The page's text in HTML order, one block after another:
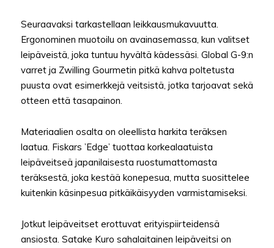
Seuraavaksi tarkastellaan leikkausmukavuutta.
Ergonominen muotoilu on avainasemassa, kun valitset
leipäveistä, joka tuntuu hyvältä kädessäsi. Global G-9:n
varret ja Zwilling Gourmetin pitkä kahva poltetusta
puusta ovat esimerkkejä veitsistä, jotka tarjoavat sekä
otteen että tasapainon.
Materiaalien osalta on oleellista harkita teräksen
laatua. Fiskars ’Edge’ tuottaa korkealaatuista
leipäveitseä japanilaisesta ruostumattomasta
teräksestä, joka kestää konepesua, mutta suosittelee
kuitenkin käsinpesua pitkäikäisyyden varmistamiseksi.
Jotkut leipäveitset erottuvat erityispiirteidensä
ansiosta. Satake Kuro sahalaitainen leipäveitsi on